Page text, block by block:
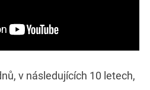
v následujících 10 letech,